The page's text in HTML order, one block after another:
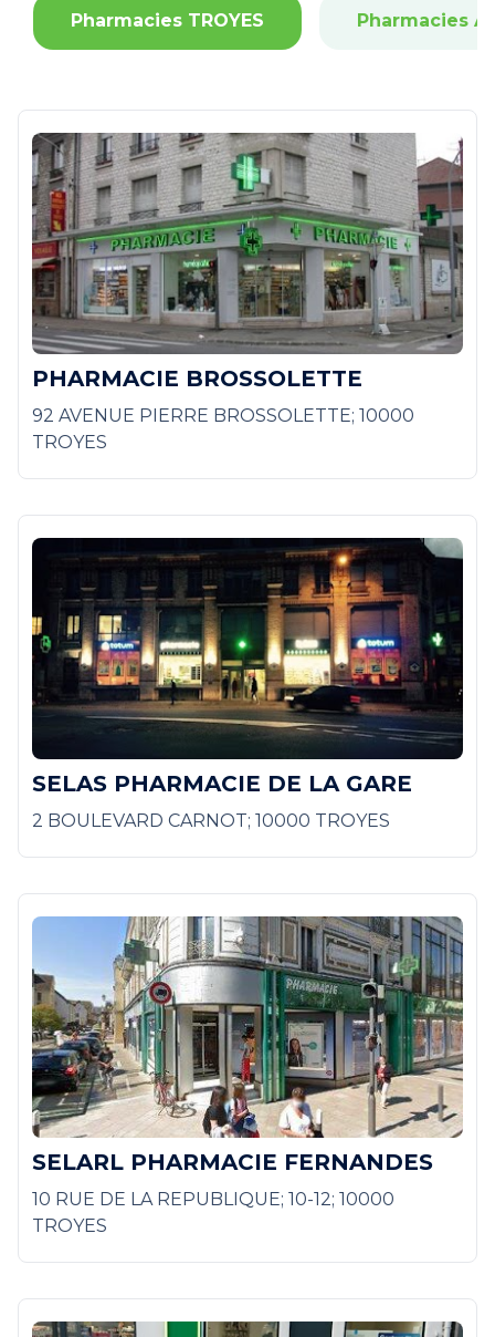
Pharmacies TROYES Pharmacies
PHARMACIE BROSSOLETTE
92 AVENUE PIERRE BROSSOLETTE; 10000
TROYES
SELAS PHARMACIE DE LA GARE
2 BOULEVARD CARNOT; 10000 TROYES
SELARL PHARMACIE FERNANDES
10 RUE DE LA REPUBLIQUE; 10-12; 10000
TROYES